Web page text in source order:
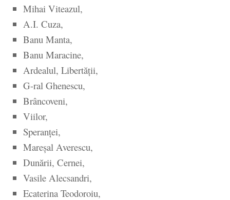
Mihai Viteazul,
A.I. Cuza,
Banu Manta,
Banu Maracine,
Ardealul, Libertăţii,
G-ral Ghenescu,
Brâncoveni,
Viilor,
Speranţei,
Mareşal Averescu,
Dunării, Cernei,
Vasile Alecsandri,
Ecaterina Teodoroiu,